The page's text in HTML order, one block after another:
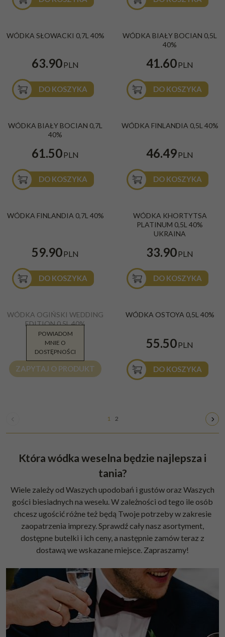
WÓDKA SŁOWACKI 0,7L 40%
63.90PLN
DO KOSZYKA
WÓDKA BIAŁY BOCIAN 0,5L
40%
41.60PLN
DO KOSZYKA
WÓDKA BIAŁY BOCIAN 0,7L
40%
61.50PLN
DO KOSZYKA
WÓDKA FINLANDIA 0,5L 40%
46.49PLN
DO KOSZYKA
WÓDKA FINLANDIA 0,7L 40%
59.90PLN
DO KOSZYKA
Ukraina
WÓDKA KHORTYTSA
PLATINUM 0,5L 40%
UKRAINA
33.90PLN
DO KOSZYKA
40%
WÓDKA OGIŃSKI WEDDING
EDITION 0,5L 40%
42.90PLN
ZAPYTAJ O PRODUKT
POWIADOM
MNIE O
DOSTĘPNOŚCI
WÓDKA OSTOYA 0,5L 40%
55.50PLN
DO KOSZYKA
1 2
Która wódka weselna będzie najlepsza i
tania?
Wiele zależy od Waszych upodobań i gustów oraz Waszych
gości biesiadnych na weselu. W zależności od tego ile osób
chcesz ugościć różne też będą Twoje potrzeby w zakresie
zaopatrzenia imprezy. Sprawdź cały nasz asortyment,
dostępne butelki i ich ceny, a następnie zamów teraz z
dostawą we wskazane miejsce. Zapraszamy!